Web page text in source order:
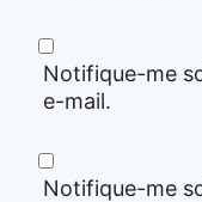
Notifique-me
e-mail.
Notifique-me